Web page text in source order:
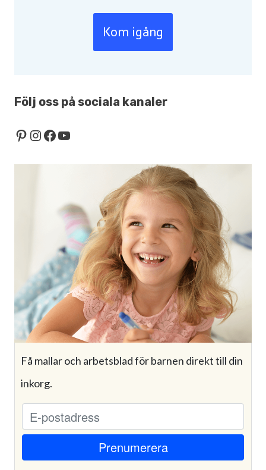
Kom igång
Följ oss på sociala kanaler
Pinterest
Instagram
Facebook
YouTube
Få mallar och arbetsblad för barnen direkt till din
inkorg.